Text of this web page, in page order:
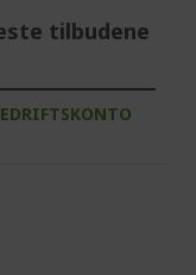
tilbudene